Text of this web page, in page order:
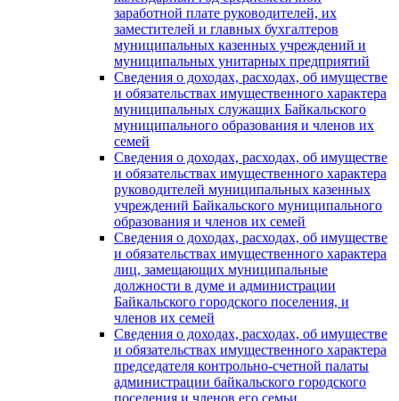
заработной плате руководителей, их
заместителей и главных бухгалтеров
муниципальных казенных учреждений и
муниципальных унитарных предприятий
Сведения о доходах, расходах, об имуществе
и обязательствах имущественного характера
муниципальных служащих Байкальского
муниципального образования и членов их
семей
Сведения о доходах, расходах, об имуществе
и обязательствах имущественного характера
руководителей муниципальных казенных
учреждений Байкальского муниципального
образования и членов их семей
Сведения о доходах, расходах, об имуществе
и обязательствах имущественного характера
лиц, замещающих муниципальные
должности в думе и администрации
Байкальского городского поселения, и
членов их семей
Сведения о доходах, расходах, об имуществе
и обязательствах имущественного характера
председателя контрольно-счетной палаты
администрации байкальского городского
поселения и членов его семьи